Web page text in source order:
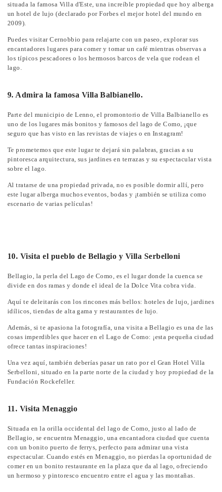
situada la famosa Villa d'Este, una increíble propiedad que hoy alberga
un hotel de lujo (declarado por Forbes el mejor hotel del mundo en
2009).
Puedes visitar Cernobbio para relajarte con un paseo, explorar sus
encantadores lugares para comer y tomar un café mientras observas a
los típicos pescadores o los hermosos barcos de vela que rodean el
lago.
9. Admira la famosa Villa Balbianello.
Parte del municipio de Lenno, el promontorio de Villa Balbianello es
uno de los lugares más bonitos y famosos del lago de Como, ¡que
seguro que has visto en las revistas de viajes o en Instagram!
Te prometemos que este lugar te dejará sin palabras, gracias a su
pintoresca arquitectura, sus jardines en terrazas y su espectacular vista
sobre el lago.
Al tratarse de una propiedad privada, no es posible dormir allí, pero
este lugar alberga muchos eventos, bodas y ¡también se utiliza como
escenario de varias películas!
10. Visita el pueblo de Bellagio y Villa Serbelloni
Bellagio, la perla del Lago de Como, es el lugar donde la cuenca se
divide en dos ramas y donde el ideal de la Dolce Vita cobra vida.
Aquí te deleitarás con los rincones más bellos: hoteles de lujo, jardines
idílicos, tiendas de alta gama y restaurantes de lujo.
Además, si te apasiona la fotografía, una visita a Bellagio es una de las
cosas imperdibles que hacer en el Lago de Como: ¡esta pequeña ciudad
ofrece tantas inspiraciones!
Una vez aquí, también deberías pasar un rato por el Gran Hotel Villa
Serbelloni, situado en la parte norte de la ciudad y hoy propiedad de la
Fundación Rockefeller.
11. Visita Menaggio
Situada en la orilla occidental del lago de Como, justo al lado de
Bellagio, se encuentra Menaggio, una encantadora ciudad que cuenta
con un bonito puerto de ferrys, perfecto para admirar una vista
espectacular. Cuando estés en Menaggio, no pierdas la oportunidad de
comer en un bonito restaurante en la plaza que da al lago, ofreciendo
un hermoso y pintoresco encuentro entre el agua y las montañas.